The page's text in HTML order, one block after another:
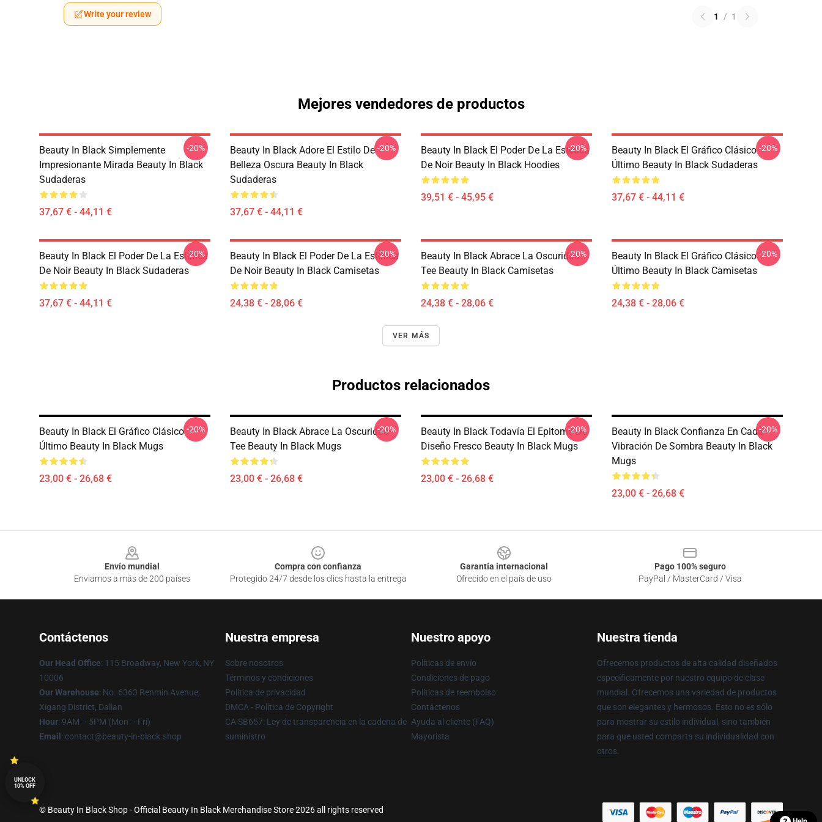
Write your review 1 / 1
Mejores vendedores de productos
Beauty In Black Simplemente
Impresionante Mirada Beauty In Black
Sudaderas
37,67 € - 44,11 €
-20%
Beauty In Black Adore El Estilo De
Belleza Oscura Beauty In Black
Sudaderas
37,67 € - 44,11 €
-20%
Beauty In Black El Poder De La Estética
De Noir Beauty In Black Hoodies
39,51 € - 45,95 €
-20%
Beauty In Black El Gráfico Clásico
Último Beauty In Black Sudaderas
37,67 € - 44,11 €
-20%
Beauty In Black El Poder De La Estética
De Noir Beauty In Black Sudaderas
37,67 € - 44,11 €
-20%
Beauty In Black El Poder De La Estética
De Noir Beauty In Black Camisetas
24,38 € - 28,06 €
-20%
Beauty In Black Abrace La Oscuridad
Tee Beauty In Black Camisetas
24,38 € - 28,06 €
-20%
Beauty In Black El Gráfico Clásico
Último Beauty In Black Camisetas
24,38 € - 28,06 €
-20%
VER MÁS
Productos relacionados
Beauty In Black El Gráfico Clásico
Último Beauty In Black Mugs
23,00 € - 26,68 €
-20%
Beauty In Black Abrace La Oscuridad
Tee Beauty In Black Mugs
23,00 € - 26,68 €
-20%
Beauty In Black Todavía El Epitome De
Diseño Fresco Beauty In Black Mugs
23,00 € - 26,68 €
-20%
Beauty In Black Confianza En Cada
Vibración De Sombra Beauty In Black
Mugs
23,00 € - 26,68 €
-20%
Envío mundial
Enviamos a más de 200 países
Compra con confianza
Protegido 24/7 desde los clics hasta la entrega
Garantía internacional
Ofrecido en el país de uso
Pago 100% seguro
PayPal / MasterCard / Visa
Contáctenos
Our Head Office: 115 Broadway, New York, NY
10006
Our Warehouse: No. 6363 Renmin Avenue,
Xigang District, Dalian
Hour: 9AM – 5PM (Mon – Fri)
Email : contact@beauty-in-black.shop
Nuestra empresa
Sobre nosotros
Términos y condiciones
Política de privacidad
DMCA - Política de Copyright
CA SB657: Ley de transparencia en la cadena de
suministro
Nuestro apoyo
Políticas de envío
Condiciones de pago
Políticas de reembolso
Contáctenos
Ayuda al cliente (FAQ)
Mayorista
Nuestra tienda
Ofrecemos productos de alta calidad diseñados
específicamente por nuestro equipo de clase
mundial. Ofrecemos una variedad de productos
que son elegantes y hermosos. Esto no es sólo
para mostrar su estilo individual, sino también
para que usted comparta su individualidad con
otros.
© Beauty In Black Shop - Official Beauty In Black Merchandise Store 2026 all rights reserved
UNLOCK
10% OFF